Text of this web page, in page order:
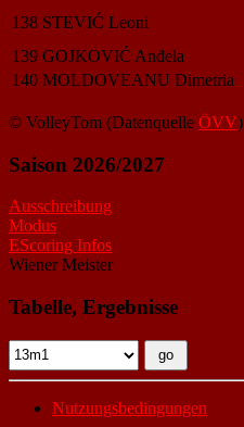
138 STEVIĆ Leoni
139 GOJKOVIĆ Anđela
140 MOLDOVEANU Dimetria
© VolleyTom (Datenquelle ÖVV)
Saison 2026/2027
Ausschreibung
Modus
EScoring Infos
Wiener Meister
Tabelle, Ergebnisse
Nutzungsbedingungen